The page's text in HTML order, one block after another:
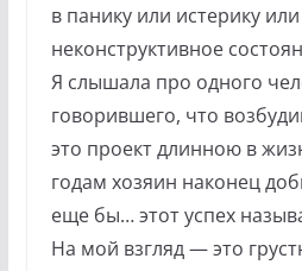
в панику или истерику
неконструктивное
Я слышала про одного
говорившего, что
это проект длинною в
годам хозяин наконец
еще бы… этот успех
На мой взгляд — это